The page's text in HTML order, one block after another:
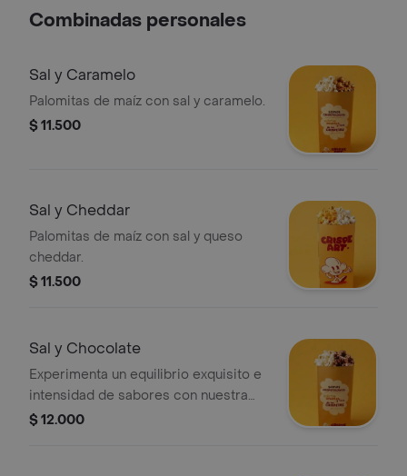
personal.
Combinadas personales
Sal y Caramelo
Palomitas de maíz con sal y caramelo.
$ 11.500
Sal y Cheddar
Palomitas de maíz con sal y queso
cheddar.
$ 11.500
Sal y Chocolate
Experimenta un equilibrio exquisito e
intensidad de sabores con nuestra
combinación única de sal y chocolate
$ 12.000